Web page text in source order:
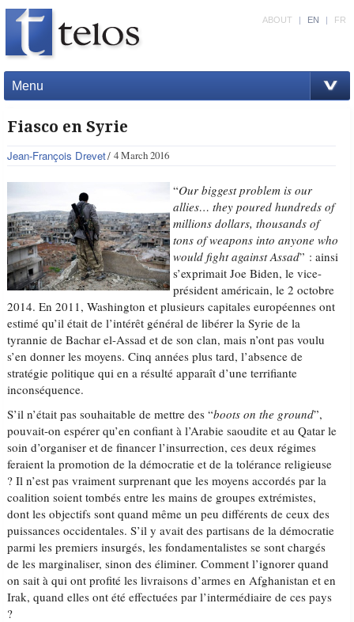
Menu
ABOUT | EN | FR
Fiasco en Syrie
Jean-François Drevet 4 March 2016
“Our biggest problem is our
allies… they poured hundreds of
millions dollars, thousands of
tons of weapons into anyone who
would fight against Assad” : ainsi
s’exprimait Joe Biden, le vice-
président américain, le 2 octobre
2014. En 2011, Washington et plusieurs capitales européennes ont
estimé qu’il était de l’intérêt général de libérer la Syrie de la
tyrannie de Bachar el-Assad et de son clan, mais n’ont pas voulu
s’en donner les moyens. Cinq années plus tard, l’absence de
stratégie politique qui en a résulté apparaît d’une terrifiante
inconséquence.
S’il n’était pas souhaitable de mettre des “boots on the ground”,
pouvait-on espérer qu’en confiant à l’Arabie saoudite et au Qatar le
soin d’organiser et de financer l’insurrection, ces deux régimes
feraient la promotion de la démocratie et de la tolérance religieuse
? Il n’est pas vraiment surprenant que les moyens accordés par la
coalition soient tombés entre les mains de groupes extrémistes,
dont les objectifs sont quand même un peu différents de ceux des
puissances occidentales. S’il y avait des partisans de la démocratie
parmi les premiers insurgés, les fondamentalistes se sont chargés
de les marginaliser, sinon des éliminer. Comment l’ignorer quand
on sait à qui ont profité les livraisons d’armes en Afghanistan et en
Irak, quand elles ont été effectuées par l’intermédiaire de ces pays
?